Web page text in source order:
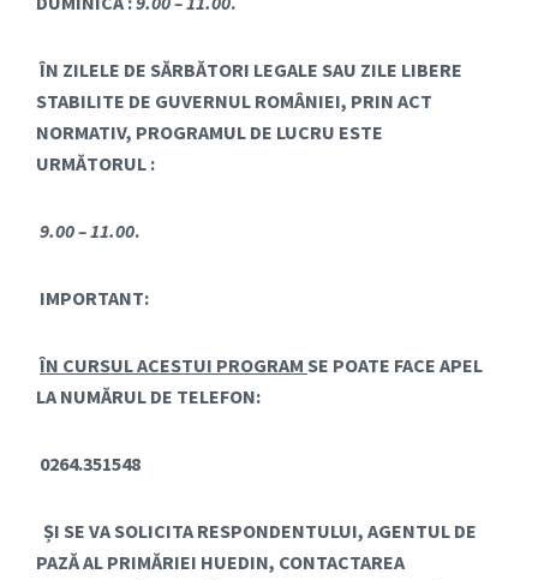
ÎN ZILELE DE SĂRBĂTORI LEGALE SAU ZILE LIBERE
STABILITE DE GUVERNUL ROMÂNIEI, PRIN ACT
NORMATIV, PROGRAMUL DE LUCRU ESTE
URMĂTORUL :
9.00 – 11.00.
IMPORTANT:
ÎN CURSUL ACESTUI PROGRAM SE POATE FACE APEL
LA NUMĂRUL DE TELEFON:
0264.351548
ȘI SE VA SOLICITA RESPONDENTULUI, AGENTUL DE
PAZĂ AL PRIMĂRIEI HUEDIN, CONTACTAREA